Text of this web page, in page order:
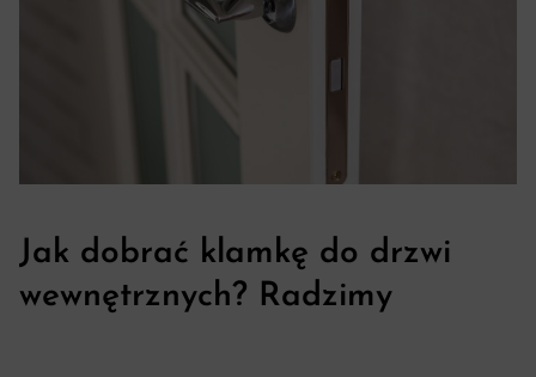
Jak dobrać klamkę do drzwi
wewnętrznych? Radzimy